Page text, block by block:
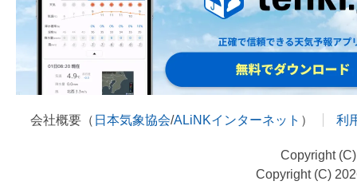
会社概要（ 日本気象協会/ALiNKインターネット ） 利
Copyright
Copyright (C)